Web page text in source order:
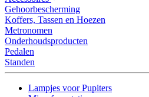
Gehoorbescherming
Koffers, Tassen en Hoezen
Metronomen
Onderhoudsproducten
Pedalen
Standen
Lampjes voor Pupiters